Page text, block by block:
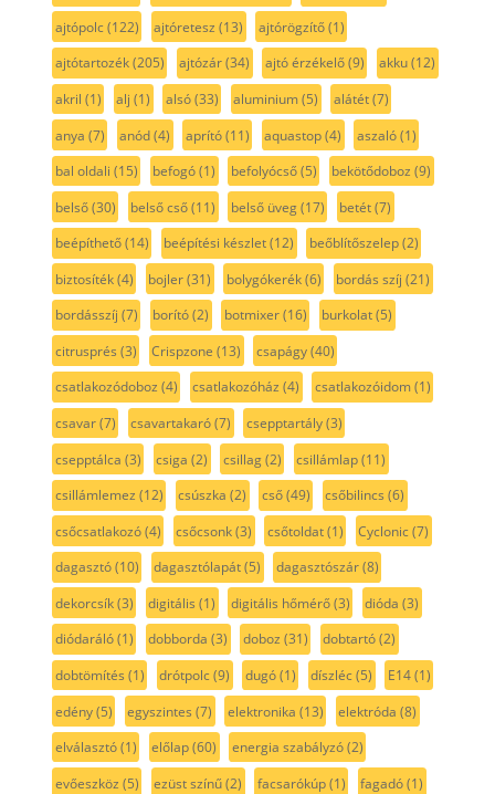
ajtópolc(122) ajtóretesz (13) ajtórögzítő(1)
ajtótartozék(205) ajtózár(34) ajtó érzékelő(9) akku(12)
akril (1) alj (1) alsó(33) aluminium(5) alátét(7)
anya (7) anód(4) aprító(11) aquastop(4) aszaló(1)
bal oldali (15) befogó(1) befolyócső(5) bekötődoboz (9)
belső(30) belső cső(11) belső üveg(17) betét(7)
beépíthető(14) beépítési készlet(12) beőblítőszelep(2)
biztosíték(4) bojler(31) bolygókerék(6) bordás szíj (21)
bordásszíj (7) borító(2) botmixer(16) burkolat(5)
citrusprés (3) Crispzone (13) csapágy(40)
csatlakozódoboz (4) csatlakozóház (4) csatlakozóidom(1)
csavar(7) csavartakaró(7) csepptartály(3)
csepptálca (3) csiga (2) csillag(2) csillámlap(11)
csillámlemez (12) csúszka (2) cső(49) csőbilincs (6)
csőcsatlakozó(4) csőcsonk(3) csőtoldat(1) Cyclonic(7)
dagasztó(10) dagasztólapát(5) dagasztószár(8)
dekorcsík(3) digitális (1) digitális hőmérő(3) dióda (3)
diódaráló(1) dobborda (3) doboz (31) dobtartó(2)
dobtömítés (1) drótpolc(9) dugó(1) díszléc(5) E14(1)
edény(5) egyszintes (7) elektronika (13) elektróda (8)
elválasztó(1) előlap(60) energia szabályzó(2)
evőeszköz (5) ezüst színű(2) facsarókúp(1) fagadó(1)